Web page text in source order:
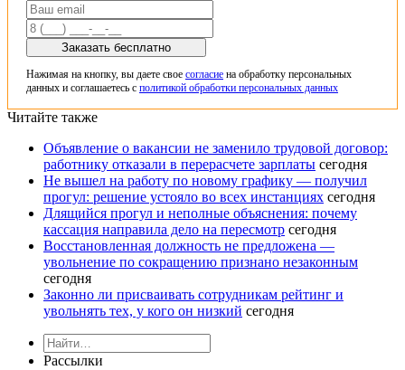
Заказать бесплатно
Нажимая на кнопку, вы даете свое согласие на обработку персональных
данных и соглашаетесь с политикой обработки персональных данных
Читайте также
Объявление о вакансии не заменило трудовой договор:
работнику отказали в перерасчете зарплаты сегодня
Не вышел на работу по новому графику — получил
прогул: решение устояло во всех инстанциях сегодня
Длящийся прогул и неполные объяснения: почему
кассация направила дело на пересмотр сегодня
Восстановленная должность не предложена —
увольнение по сокращению признано незаконным
сегодня
Законно ли присваивать сотрудникам рейтинг и
увольнять тех, у кого он низкий сегодня
Рассылки